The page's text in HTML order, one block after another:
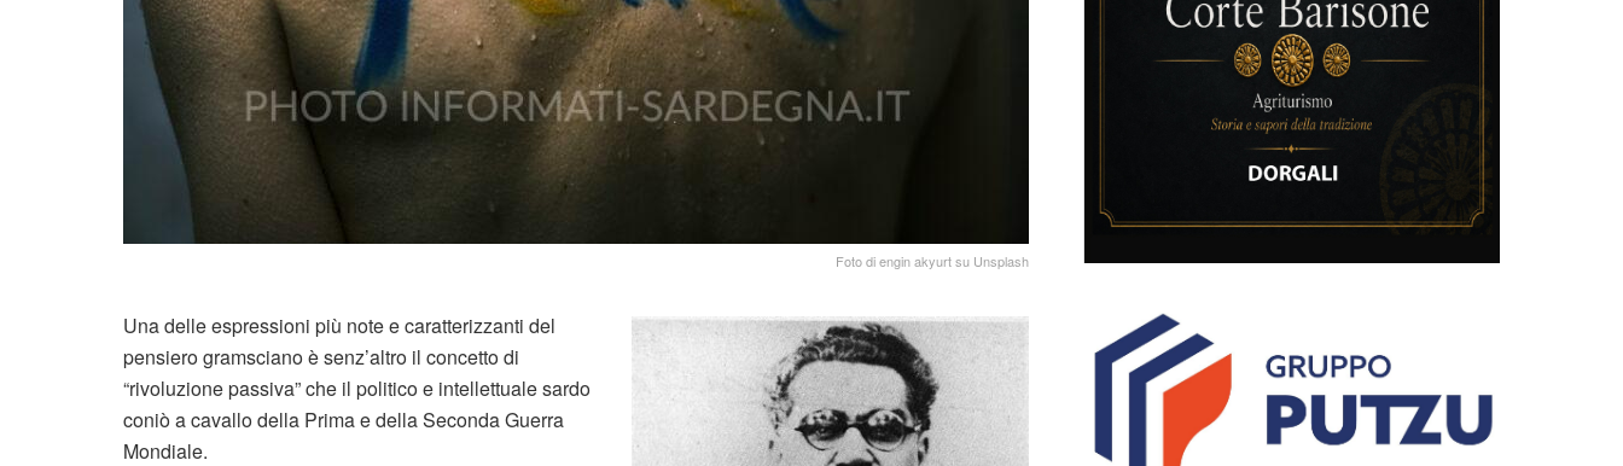
Foto di engin akyurt su Unsplash
Una delle espressioni più note e caratterizzanti del
pensiero gramsciano è senz’altro il concetto di
“rivoluzione passiva” che il politico e intellettuale sardo
coniò a cavallo della Prima e della Seconda Guerra
Mondiale.